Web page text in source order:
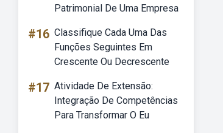
Patrimonial De Uma Empresa
#16 Classifique Cada Uma Das
Funções Seguintes Em
Crescente Ou Decrescente
#17 Atividade De Extensão:
Integração De Competências
Para Transformar O Eu